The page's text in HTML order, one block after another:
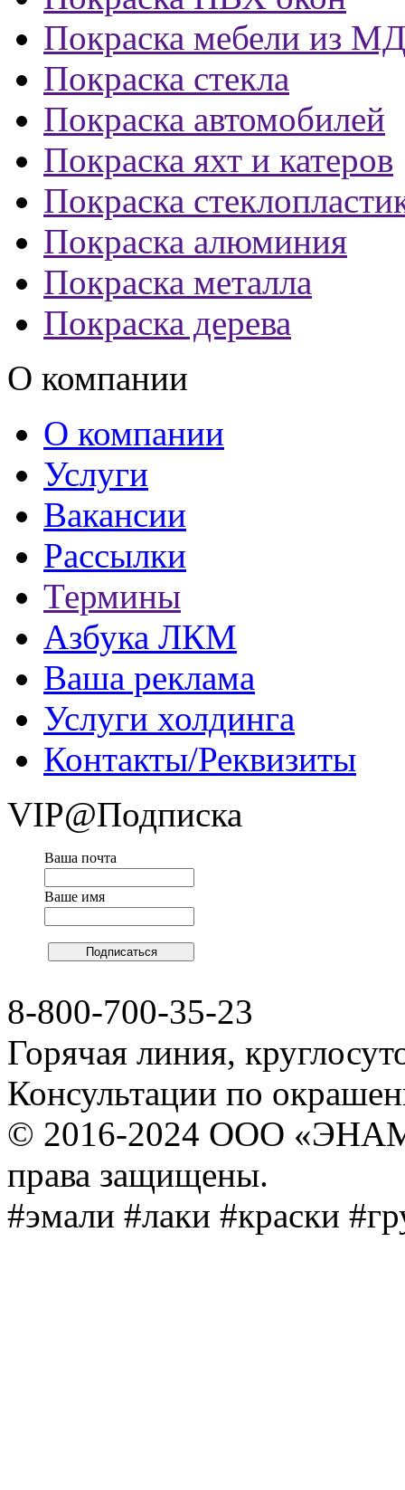
Покраска мебели из
Покраска стекла
Покраска автомобилей
Покраска яхт и катеров
Покраска
Покраска алюминия
Покраска металла
Покраска дерева
О компании
О компании
Услуги
Вакансии
Рассылки
Термины
Азбука ЛКМ
Ваша реклама
Услуги холдинга
Контакты/Реквизиты
VIP@Подписка
Ваша почта
Ваше имя
8-800-700-35-23
Горячая линия,
Консультации по
© 2016-2024 ООО
права защищены.
#эмали #лаки #краски